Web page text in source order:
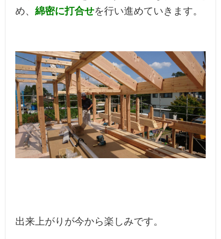
め、 綿密に打合せを行い進めていきます。
出来上がりが今から楽しみです。